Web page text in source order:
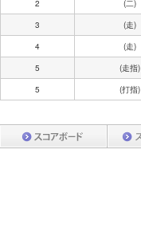
2
(二)
3
(走)
4
(走)
5
(走指)
5
(打指)